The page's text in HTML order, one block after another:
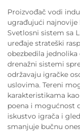
Proizvođač vodi
ugrađujući najnovije
Svetlosni sistem sa
uređaje strateški
obezbedila
drenažni sistemi
održavaju igračke
uslovima. Tereni
karakteristikama
poena i mogućnost
iskustvo igrača i
smanjuje bučnu